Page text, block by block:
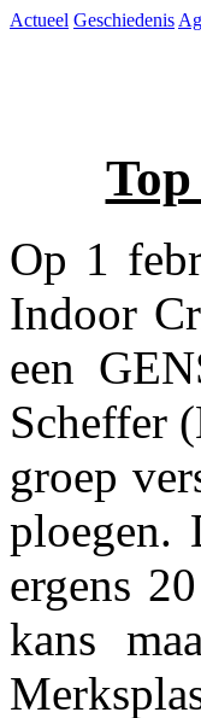
Actueel Geschiedenis
Op 1
Indoor
een
Scheffer
groep
ploegen.
ergens
kans